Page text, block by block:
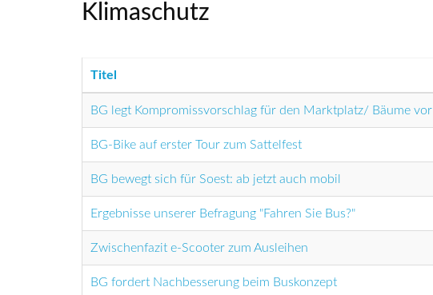
Klimaschutz
Titel
BG legt Kompromissvorschlag für den Marktplatz/ Bäume vor
BG-Bike auf erster Tour zum Sattelfest
BG bewegt sich für Soest: ab jetzt auch mobil
Ergebnisse unserer Befragung "Fahren Sie Bus?"
Zwischenfazit e-Scooter zum Ausleihen
BG fordert Nachbesserung beim Buskonzept